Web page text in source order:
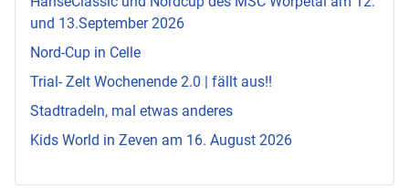
und 13.September 2026
Nord-Cup in Celle
Trial- Zelt Wochenende 2.0 | fällt aus!!
Stadtradeln, mal etwas anderes
Kids World in Zeven am 16. August 2026